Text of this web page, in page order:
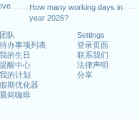
How many working days in
year 2026?
团队
待办事项列表
我的生日
提醒中心
我的计划
假期优化器
晨间咖啡
Settings
登录页面
联系我们
法律声明
分享